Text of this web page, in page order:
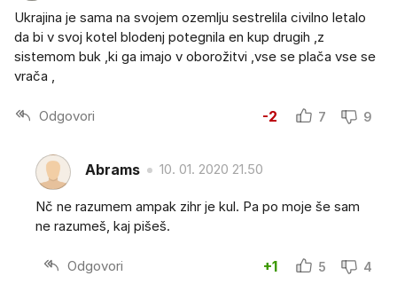
Ukrajina je sama na svojem ozemlju sestrelila civilno letalo
da bi v svoj kotel blodenj potegnila en kup drugih ,z
sistemom buk ,ki ga imajo v oborožitvi ,vse se plača vse se
vrača ,
Odgovori -2 7 9
Abrams 10. 01. 2020 21.50
Nč ne razumem ampak zihr je kul. Pa po moje še sam
ne razumeš, kaj pišeš.
Odgovori +1 5 4